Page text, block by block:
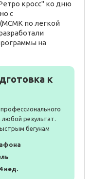
кросс" ко дню
с
по легкой
на
к
результат.
бегунам
нед.